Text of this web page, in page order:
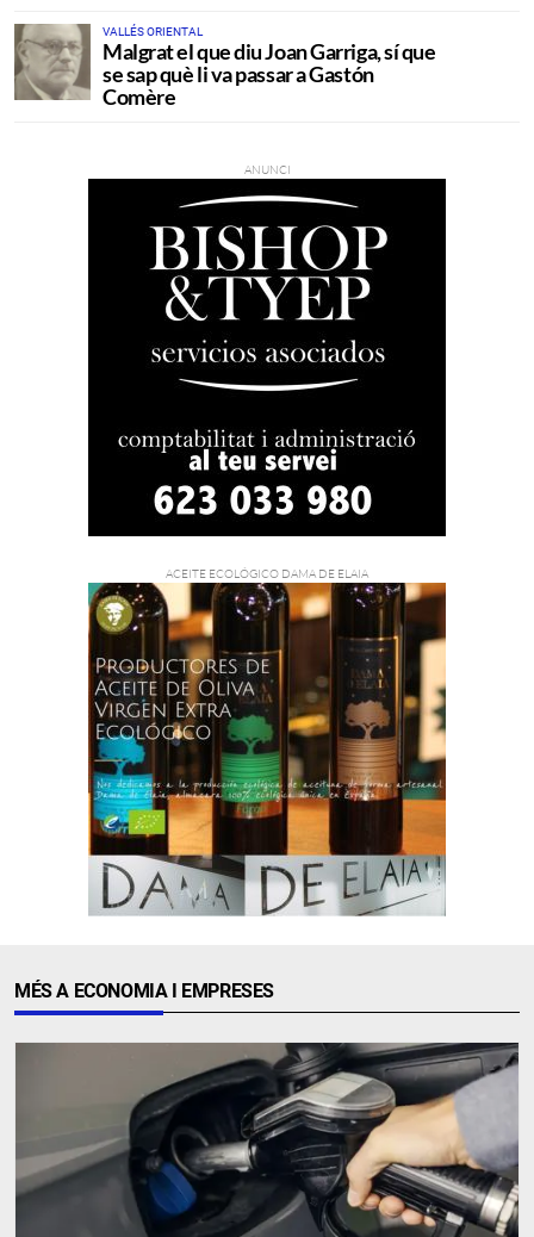
VALLÉS ORIENTAL
Malgrat el que diu Joan Garriga, sí que
se sap què li va passar a Gastón
Comère
MÉS A ECONOMIA I EMPRESES